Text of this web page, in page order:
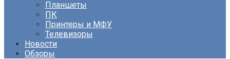
Планшеты
ПК
Принтеры и МФУ
Телевизоры
Новости
Обзоры